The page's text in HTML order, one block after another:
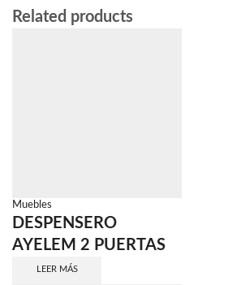
Related products
Muebles
DESPENSERO
AYELEM 2 PUERTAS
LEER MÁS